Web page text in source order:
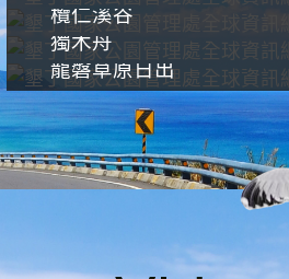
欖仁溪谷
獨木舟
龍磐草原日出